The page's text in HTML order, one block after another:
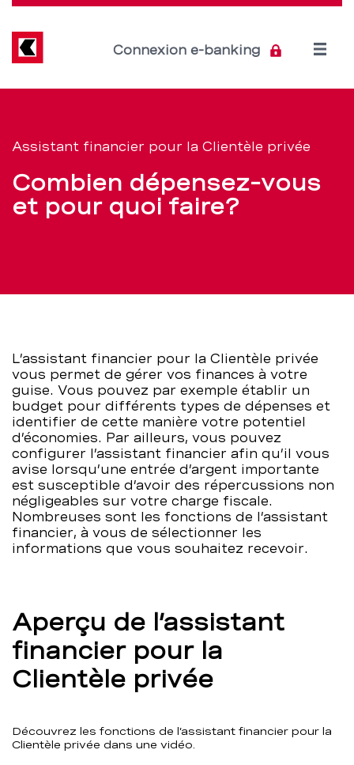
dépensez-
vous
et
–
BCBE
Direkt
Inhalt
Connexion e-banking
Open
navigation
de
service
Assistant financier pour la Clientèle privée
Combien dépensez-vous
et pour quoi faire?
L’assistant financier pour la Clientèle privée
vous permet de gérer vos finances à votre
guise. Vous pouvez par exemple établir un
budget pour différents types de dépenses et
identifier de cette manière votre potentiel
d’économies. Par ailleurs, vous pouvez
configurer l’assistant financier afin qu’il vous
avise lorsqu’une entrée d’argent importante
est susceptible d’avoir des répercussions non
négligeables sur votre charge fiscale.
Nombreuses sont les fonctions de l’assistant
financier, à vous de sélectionner les
informations que vous souhaitez recevoir.
Aperçu de l’assistant
financier pour la
Clientèle privée
Découvrez les fonctions de l’assistant financier pour la
Clientèle privée dans une vidéo.